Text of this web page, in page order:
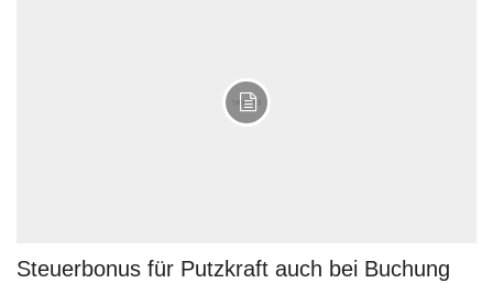
Steuerbonus für Putzkraft auch bei Buchung